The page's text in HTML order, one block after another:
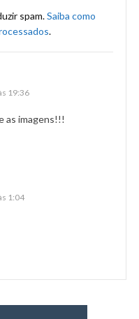
spam.Saiba como
.
19:36
as imagens!!!
1:04